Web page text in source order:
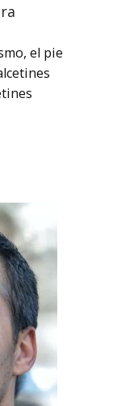
el pie